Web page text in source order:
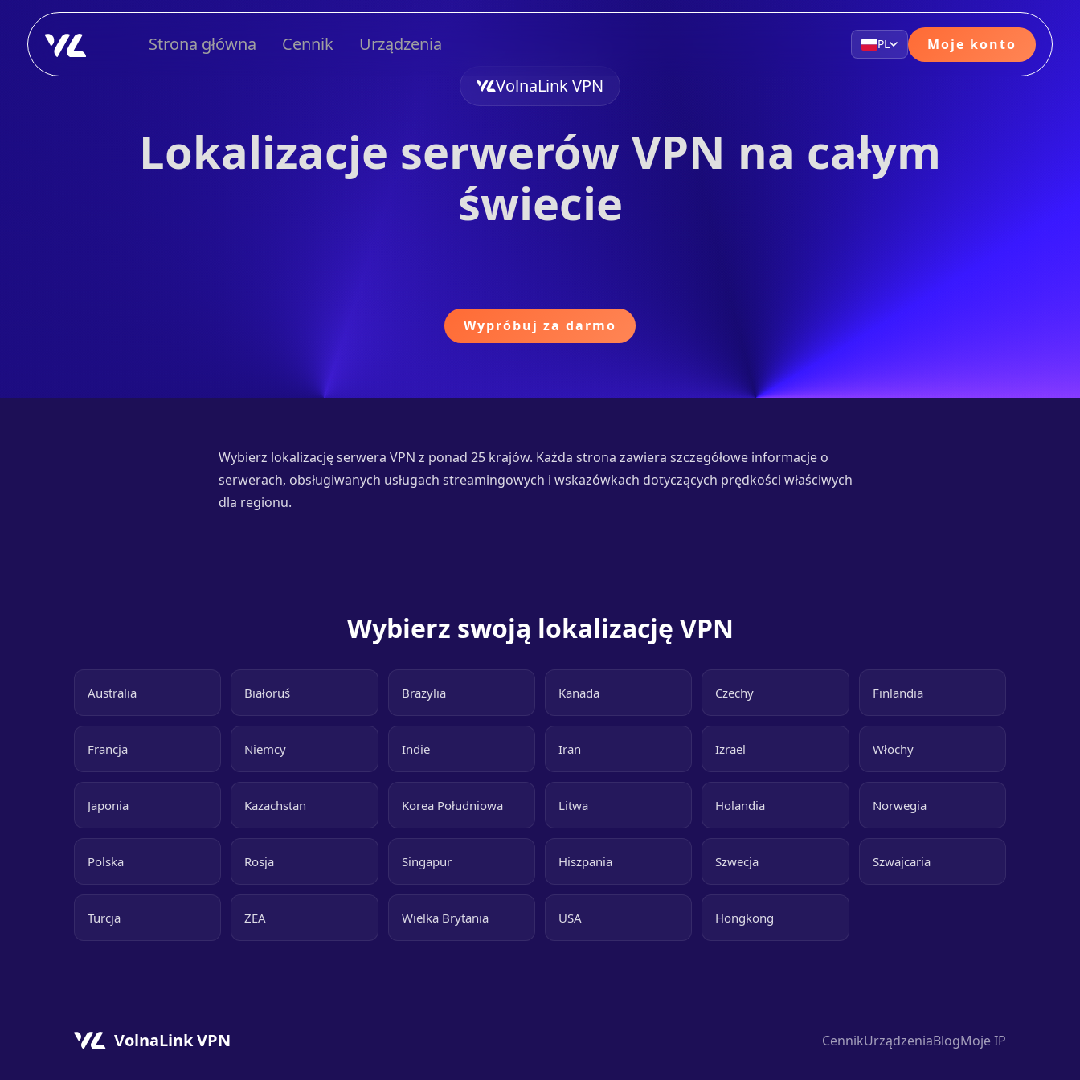
Strona główna Cennik Urządzenia PL Moje konto
VolnaLink VPN
Lokalizacje serwerów VPN na całym
świecie
Wypróbuj za darmo
Wybierz lokalizację serwera VPN z ponad 25 krajów. Każda strona zawiera szczegółowe informacje o
serwerach, obsługiwanych usługach streamingowych i wskazówkach dotyczących prędkości właściwych
dla regionu.
Wybierz swoją lokalizację VPN
Australia Białoruś Brazylia Kanada Czechy Finlandia
Francja Niemcy Indie Iran Izrael Włochy
Japonia Kazachstan Korea Południowa Litwa Holandia Norwegia
Polska Rosja Singapur Hiszpania Szwecja Szwajcaria
Turcja ZEA Wielka Brytania USA Hongkong
VolnaLink VPN CennikUrządzeniaBlogMoje IP